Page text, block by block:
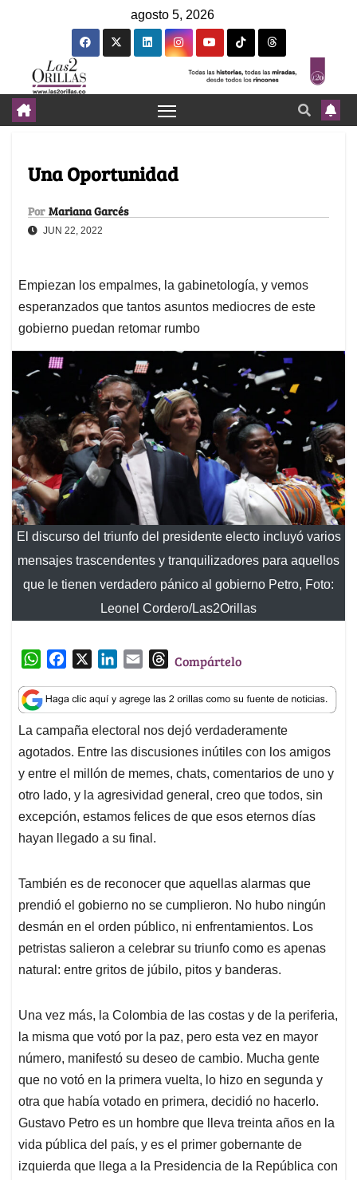
agosto 5, 2026
Una Oportunidad
Por Mariana Garcés
JUN 22, 2022
Empiezan los empalmes, la gabinetología, y vemos
esperanzados que tantos asuntos mediocres de este
gobierno puedan retomar rumbo
El discurso del triunfo del presidente electo incluyó varios
mensajes trascendentes y tranquilizadores para aquellos
que le tienen verdadero pánico al gobierno Petro, Foto:
Leonel Cordero/Las2Orillas
W
a
t
s
A
p
p
c
e
b
o
o
k
n
k
e
d
I
n
a
i
l
T
r
e
a
d
s
Compártelo
La campaña electoral nos dejó verdaderamente
agotados. Entre las discusiones inútiles con los amigos
y entre el millón de memes, chats, comentarios de uno y
otro lado, y la agresividad general, creo que todos, sin
excepción, estamos felices de que esos eternos días
hayan llegado a su final.
También es de reconocer que aquellas alarmas que
prendió el gobierno no se cumplieron. No hubo ningún
desmán en el orden público, ni enfrentamientos. Los
petristas salieron a celebrar su triunfo como es apenas
natural: entre gritos de júbilo, pitos y banderas.
Una vez más, la Colombia de las costas y de la periferia,
la misma que votó por la paz, pero esta vez en mayor
número, manifestó su deseo de cambio. Mucha gente
que no votó en la primera vuelta, lo hizo en segunda y
otra que había votado en primera, decidió no hacerlo.
Gustavo Petro es un hombre que lleva treinta años en la
vida pública del país, y es el primer gobernante de
izquierda que llega a la Presidencia de la República con